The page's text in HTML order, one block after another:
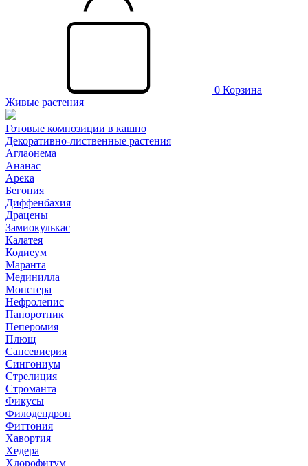
0 Корзина
Живые растения
Готовые композиции в кашпо
Декоративно-лиственные растения
Аглаонема
Ананас
Арека
Бегония
Диффенбахия
Драцены
Замиокулькас
Калатея
Кодиеум
Маранта
Мединилла
Монстера
Нефролепис
Папоротник
Пеперомия
Плющ
Сансевиерия
Сингониум
Стрелиция
Строманта
Фикусы
Филодендрон
Фиттония
Хавортия
Хедера
Хлорофитум